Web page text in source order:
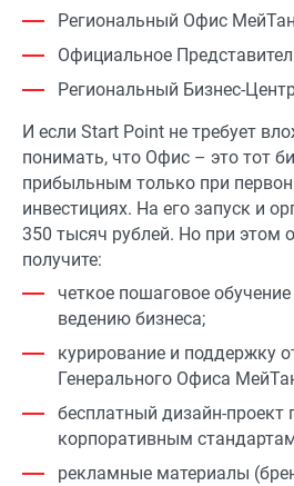
Региональный Офис
Официальное
Региональный Бизнес-
И если Start Point не требует
понимать, что Офис – это тот
прибыльным только при
инвестициях. На его запуск и
350 тысяч рублей. Но при этом
получите:
четкое пошаговое
ведению бизнеса;
курирование и поддержку
Генерального Офиса
бесплатный дизайн-проект
корпоративным
рекламные материалы